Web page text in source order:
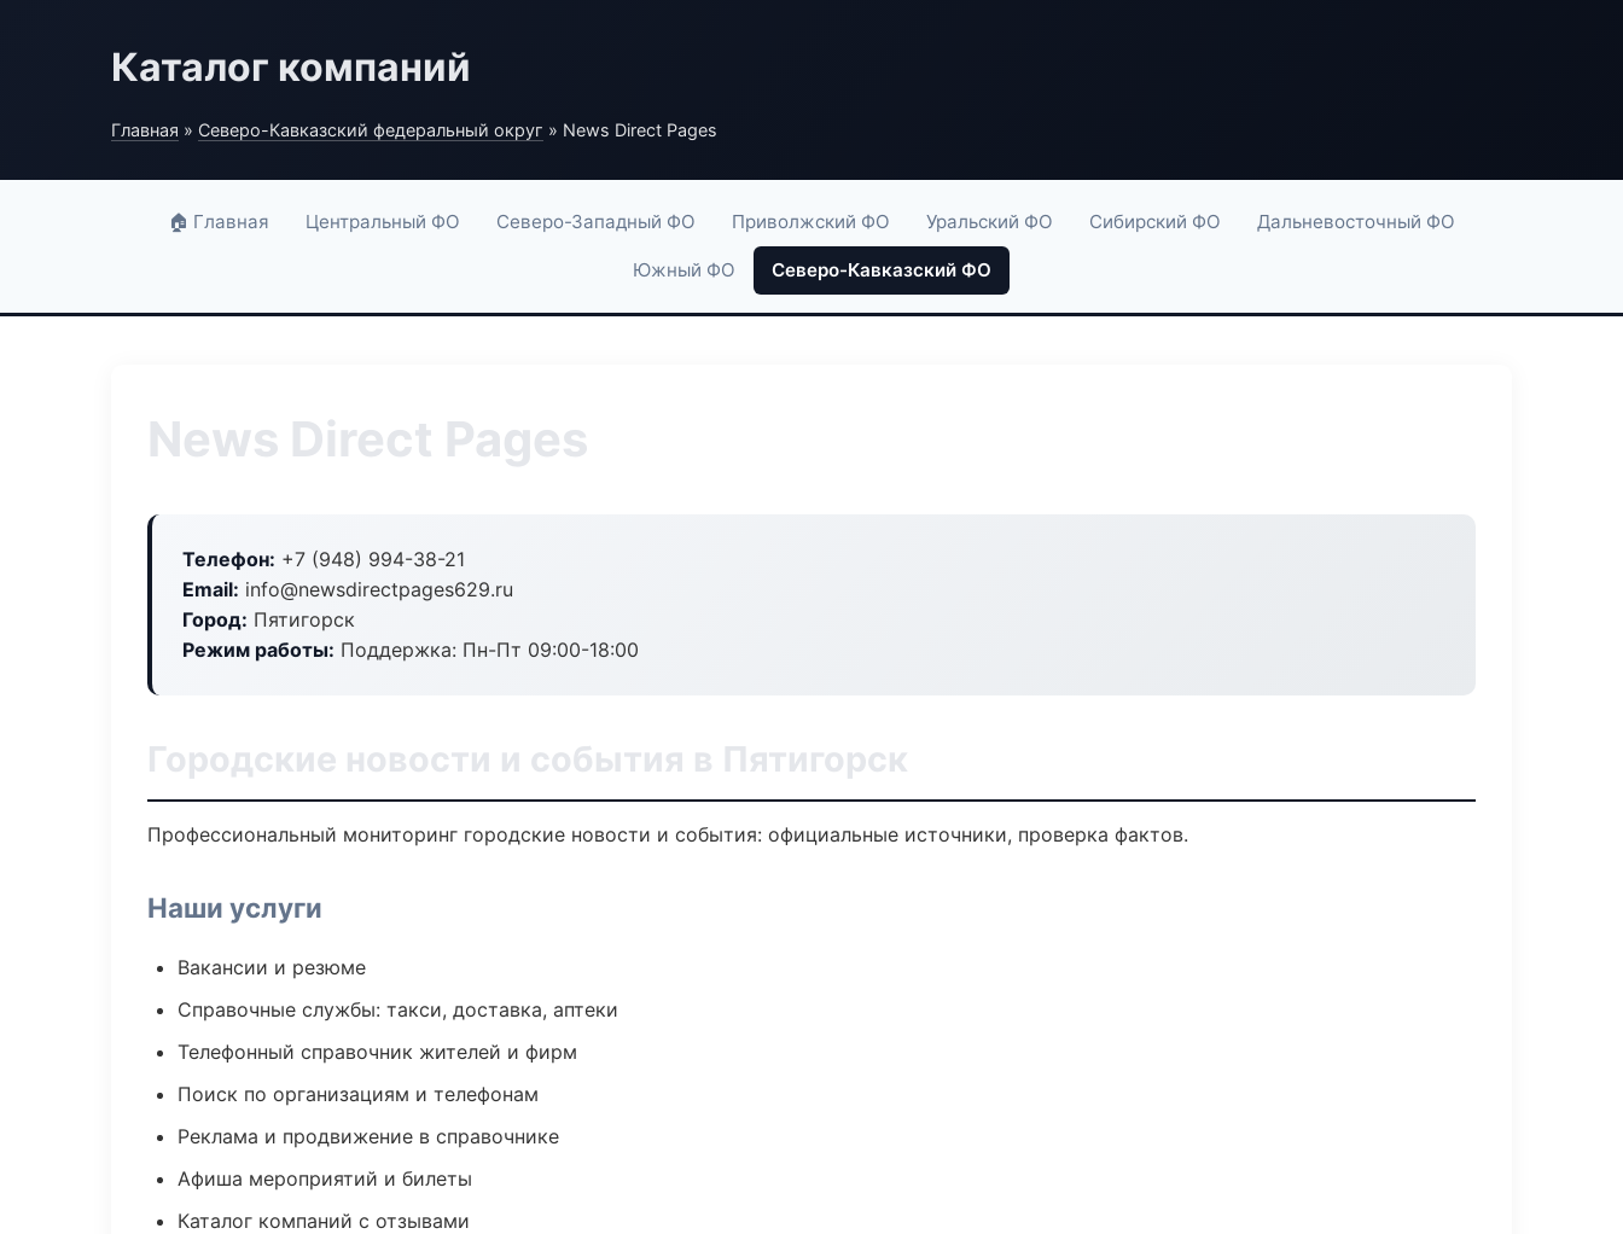
Каталог компаний
Главная » Северо-Кавказский федеральный округ » News Direct Pages
🏠 Главная Центральный ФО Северо-Западный ФО Приволжский ФО Уральский ФО Сибирский ФО Дальневосточный ФО
Южный ФО Северо-Кавказский ФО
News Direct Pages
Телефон: +7 (948) 994-38-21
Email: info@newsdirectpages629.ru
Город: Пятигорск
Режим работы: Поддержка: Пн-Пт 09:00-18:00
Городские новости и события в Пятигорск
Профессиональный мониторинг городские новости и события: официальные источники, проверка фактов.
Наши услуги
Вакансии и резюме
Справочные службы: такси, доставка, аптеки
Телефонный справочник жителей и фирм
Поиск по организациям и телефонам
Реклама и продвижение в справочнике
Афиша мероприятий и билеты
Каталог компаний с отзывами